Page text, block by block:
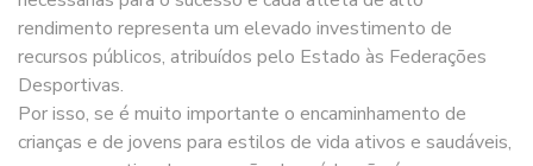
rendimento representa um elevado investimento de
recursos públicos, atribuídos pelo Estado às Federações
Desportivas.
Por isso, se é muito importante o encaminhamento de
crianças e de jovens para estilos de vida ativos e saudáveis,